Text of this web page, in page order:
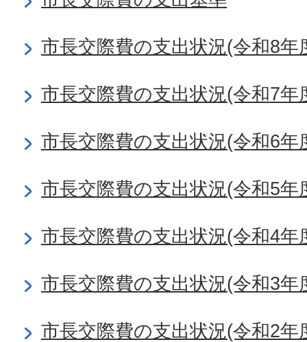
市長交際費の支出状況(令和8年
市長交際費の支出状況(令和7年
市長交際費の支出状況(令和6年
市長交際費の支出状況(令和5年
市長交際費の支出状況(令和4年
市長交際費の支出状況(令和3年
市長交際費の支出状況(令和2年